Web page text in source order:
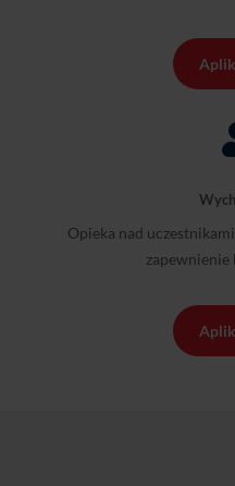
Opieka nad
zapewnienie